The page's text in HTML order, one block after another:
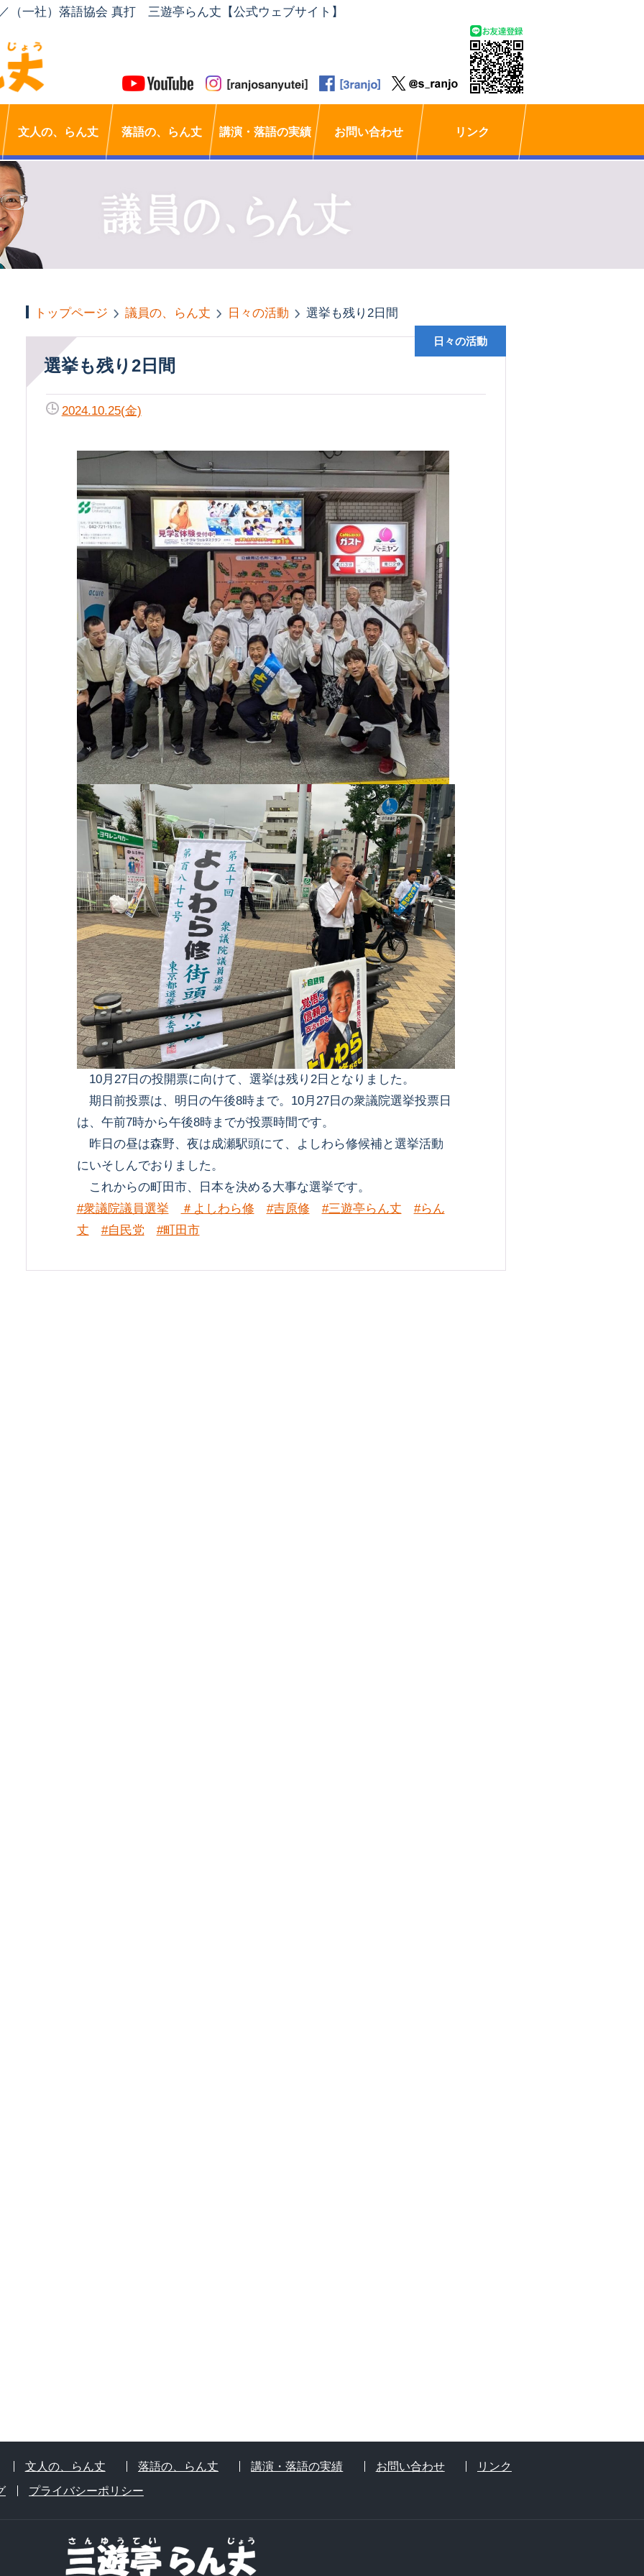
（一社）落語協会 真打 三遊亭らん丈【公式ウェブサイト】
文人の、らん丈 落語の、らん丈 講演・落語の実績 お問い合わせ リンク
トップページ 議員の、らん丈 日々の活動 選挙も残り2日間
選挙も残り2日間
日々の活動
2024.10.25(金)
10月27日の投開票に向けて、選挙は残り2日となりました。
期日前投票は、明日の午後8時まで。10月27日の衆議院選挙投票日
は、午前7時から午後8時までが投票時間です。
昨日の昼は森野、夜は成瀬駅頭にて、よしわら修候補と選挙活動
にいそしんでおりました。
これからの町田市、日本を決める大事な選挙です。
#衆議院議員選挙
＃よしわら修 #吉原修 #三遊亭らん丈
#らん
丈
#自民党 #町田市
文人の、らん丈 落語の、らん丈 講演・落語の実績 お問い合わせ
リンク
プライバシーポリシー